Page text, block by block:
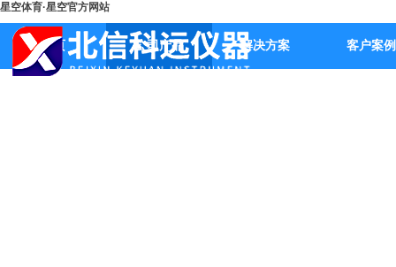
星空体育·星空官方网站
首页 公司产品 解决方案 客户案例